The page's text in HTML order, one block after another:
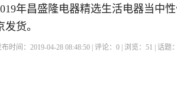
年昌盛隆电器精选生活电器当中
发货。
布时间：2019-04-28 08:48:50 | 评论：0 | 浏览：51 | 话题：